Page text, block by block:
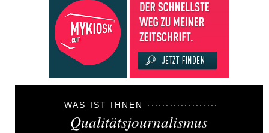
WAS IST IHNEN
Qualitätsjournalismus